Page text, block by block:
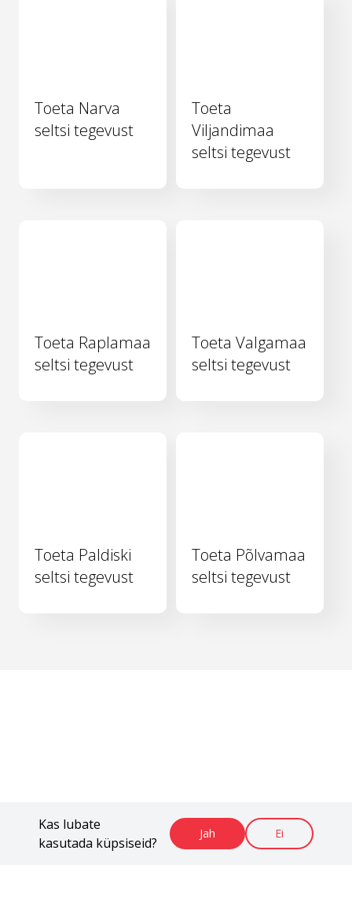
Kas lubate
kasutada küpsiseid?
Jah Ei
Toeta Narva
seltsi tegevust
Toeta
Viljandimaa
seltsi tegevust
Toeta Raplamaa
seltsi tegevust
Toeta Valgamaa
seltsi tegevust
Toeta Paldiski
seltsi tegevust
Toeta Põlvamaa
seltsi tegevust